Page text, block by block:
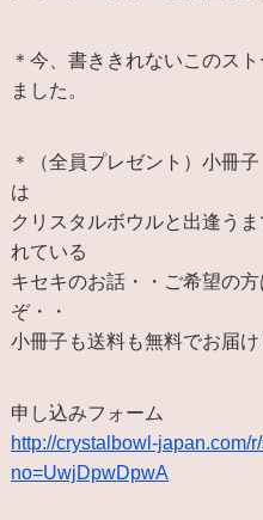
＊今、書ききれないこのス
ました。
＊（全員プレゼント）小冊
は
クリスタルボウルと出逢う
れている
キセキのお話・・ご希望の
ぞ・・
小冊子も送料も無料でお届け
申し込みフォーム
http://crystalbowl-japan.com/
no=UwjDpwDpwA